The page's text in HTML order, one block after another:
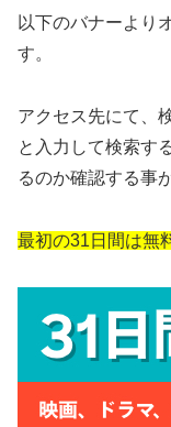
以下のバナーより
す。
アクセス先にて、
と入力して検索す
るのか確認する事
最初の31日間は無